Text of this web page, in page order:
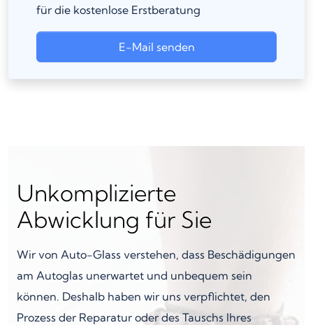
für die kostenlose Erstberatung
E-Mail senden
Unkomplizierte
Abwicklung für Sie
Wir von Auto-Glass verstehen, dass Beschädigungen
am Autoglas unerwartet und unbequem sein
können. Deshalb haben wir uns verpflichtet, den
Prozess der Reparatur oder des Tauschs Ihres